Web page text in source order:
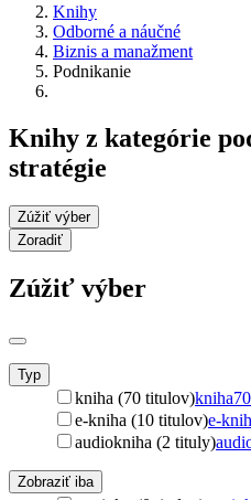
Knihy
Odborné a náučné
Biznis a manažment
Podnikanie
Knihy z kategórie
stratégie
Zúžiť výber
Zoradiť
Zúžiť výber
Typ
kniha (70 titulov)kniha70
e-kniha (10 titulov)e-
audiokniha (2 tituly)
Zobraziť iba